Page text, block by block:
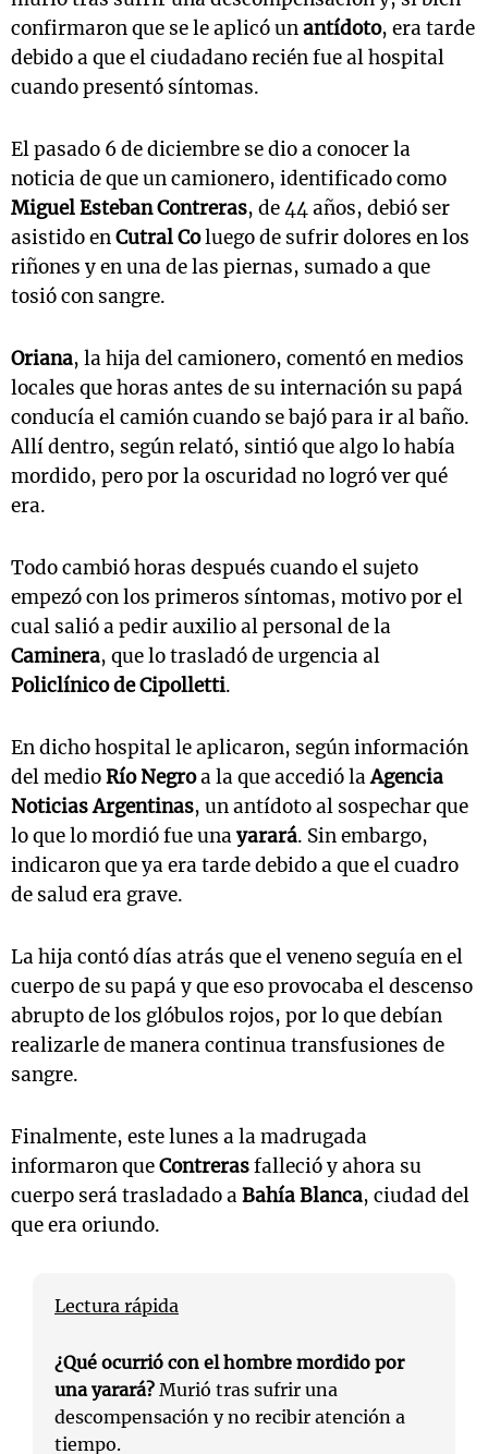
confirmaron que se le aplicó unantídoto, era tarde
debido a que el ciudadano recién fue al hospital
cuando presentó síntomas.
El pasado 6 de diciembre se dio a conocer la
noticia de que un camionero, identificado como
Miguel Esteban Contreras, de 44 años, debió ser
asistido enCutral Coluego de sufrir dolores en los
riñones y en una de las piernas, sumado a que
tosió con sangre.
Oriana, la hija del camionero, comentó en medios
locales que horas antes de su internación su papá
conducía el camión cuando se bajó para ir al baño.
Allí dentro, según relató, sintió que algo lo había
mordido, pero por la oscuridad no logró ver qué
era.
Todo cambió horas después cuando el sujeto
empezó con los primeros síntomas, motivo por el
cual salió a pedir auxilio al personal de la
Caminera, que lo trasladó de urgencia al
Policlínico de Cipolletti.
En dicho hospital le aplicaron, según información
del medioRío Negroa la que accedió laAgencia
Noticias Argentinas, un antídoto al sospechar que
lo que lo mordió fue unayarará. Sin embargo,
indicaron que ya era tarde debido a que el cuadro
de salud era grave.
La hija contó días atrás que el veneno seguía en el
cuerpo de su papá y que eso provocaba el descenso
abrupto de los glóbulos rojos, por lo que debían
realizarle de manera continua transfusiones de
sangre.
Finalmente, este lunes a la madrugada
informaron queContrerasfalleció y ahora su
cuerpo será trasladado aBahía Blanca, ciudad del
que era oriundo.
Lectura rápida
¿Qué ocurrió con el hombre mordido por
una yarará? Murió tras sufrir una
descompensación y no recibir atención a
tiempo.